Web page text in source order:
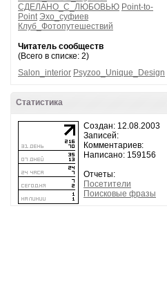
СДЕЛАНО_С_ЛЮБОВЬЮ Point-to-
Point Эхо_суфиев
Клуб_Фотопутешествий
Читатель сообществ
(Всего в списке: 2)
Salon_interior Psyzoo_Unique_Design
Статистика
Создан: 12.08.2003
Записей:
Комментариев:
Написано: 159156
Отчеты:
Посетители
Поисковые фразы